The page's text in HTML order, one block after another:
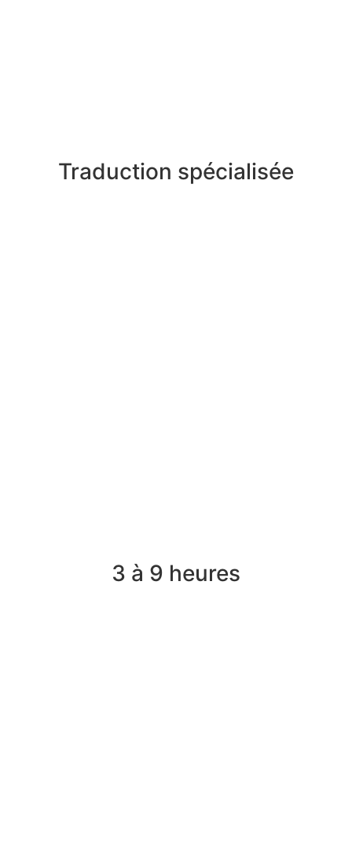
Traduction spécialisée
3 à 9 heures